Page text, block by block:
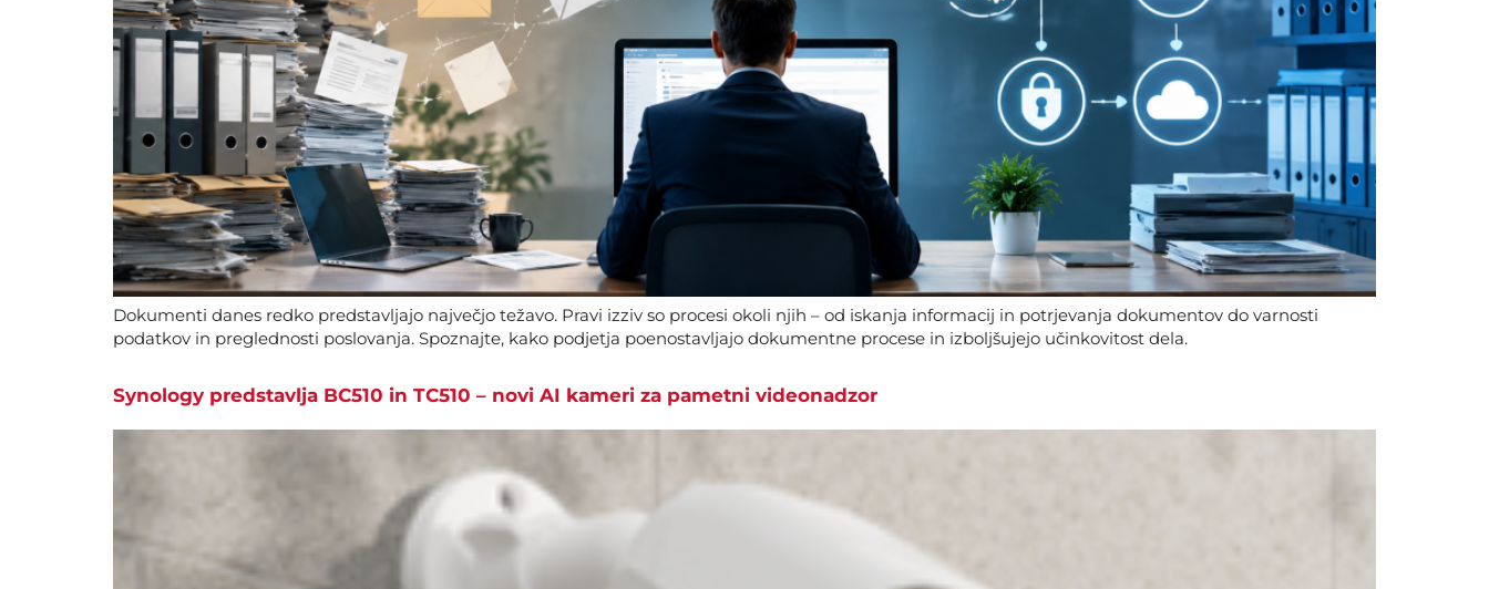
Dokumenti danes redko predstavljajo največjo težavo. Pravi izziv so procesi okoli njih – od iskanja informacij in potrjevanja dokumentov do varnosti
podatkov in preglednosti poslovanja. Spoznajte, kako podjetja poenostavljajo dokumentne procese in izboljšujejo učinkovitost dela.
Synology predstavlja BC510 in TC510 – novi AI kameri za pametni videonadzor